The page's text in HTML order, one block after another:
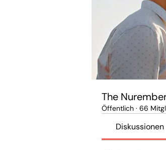
The
Öffentlich · 66
Diskussionen